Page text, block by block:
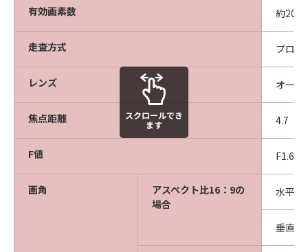
有効画素数 約200
走査方式 プログ
レンズ オー
焦点距離 4.7（
F値 F1.6（
画角
アスペクト比16：9の
場合
水平画
垂直画
スクロールでき
ます